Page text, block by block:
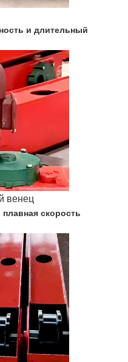
Ролики О Компании
Новости
и длительный
венец
скорость